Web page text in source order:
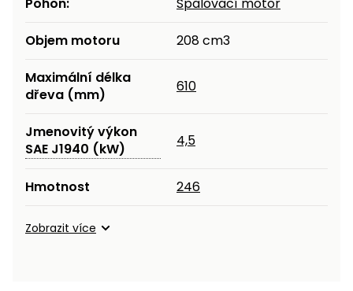
Objem motoru 208 cm3
Maximální délka
dřeva (mm)
610
Jmenovitý výkon
SAE J1940 (kW)
4,5
Hmotnost 246
Zobrazit více